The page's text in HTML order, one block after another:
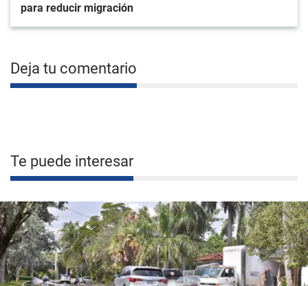
para reducir migración
Deja tu comentario
Te puede interesar